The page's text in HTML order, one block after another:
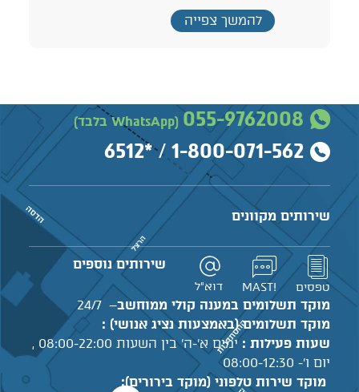
להמשך צפייה
055-9762008 (WhatsApp בלבד)
1-800-071-562
/
*6512
שירותים מקוונים
טפסים !MAST דוא"ל
שירותים נוספים
מוקד תשלומים במענה קולי ממוחשב– 24/7
מוקד תשלומים (באמצעות נציג אנושי) :
שעות פעילות :
ימים א'-ה' בין השעות 08:00-22:00 ,
יום ו'- 08:00-12:30
מוקד שירות טלפוני (מוקד בירורים):